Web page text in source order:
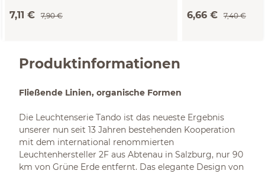
7,11 €
7,90 € 6,66 € 7,40 €
Produktinformationen
Fließende Linien, organische Formen
Die Leuchtenserie Tando ist das neueste Ergebnis
unserer nun seit 13 Jahren bestehenden Kooperation
mit dem international renommierten
Leuchtenhersteller 2F aus Abtenau in Salzburg, nur 90
km von Grüne Erde entfernt. Das elegante Design von